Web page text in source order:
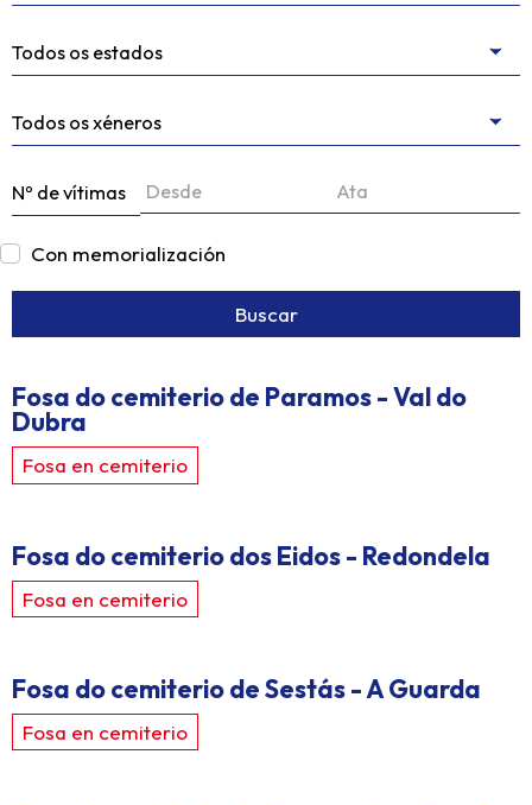
Nº de vítimas
Con memorialización
Buscar
Fosa do cemiterio de Paramos - Val do
Dubra
Fosa en cemiterio
Fosa do cemiterio dos Eidos - Redondela
Fosa en cemiterio
Fosa do cemiterio de Sestás - A Guarda
Fosa en cemiterio